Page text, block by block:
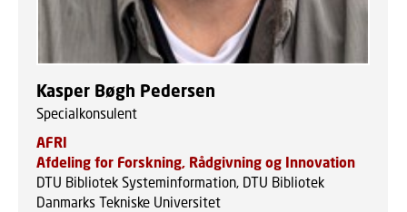
Kasper Bøgh Pedersen
Specialkonsulent
AFRI
Afdeling for Forskning, Rådgivning og Innovation
DTU Bibliotek Systeminformation, DTU Bibliotek
Danmarks Tekniske Universitet